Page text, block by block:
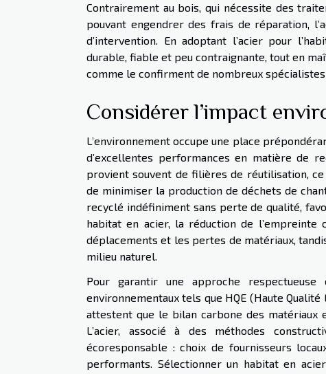
Contrairement au bois, qui nécessite des
pouvant engendrer des frais de réparation,
d’intervention. En adoptant l’acier pour
durable, fiable et peu contraignante, tout en
comme le confirment de nombreux
Considérer l’impact
L’environnement occupe une place
d’excellentes performances en matière de
provient souvent de filières de réutilisation,
de minimiser la production de déchets de
recyclé indéfiniment sans perte de qualité,
habitat en acier, la réduction de
déplacements et les pertes de matériaux,
milieu naturel.
Pour garantir une approche
environnementaux tels que HQE (Haute
attestent que le bilan carbone des matériaux
L’acier, associé à des méthodes
écoresponsable : choix de fournisseurs
performants. Sélectionner un habitat en